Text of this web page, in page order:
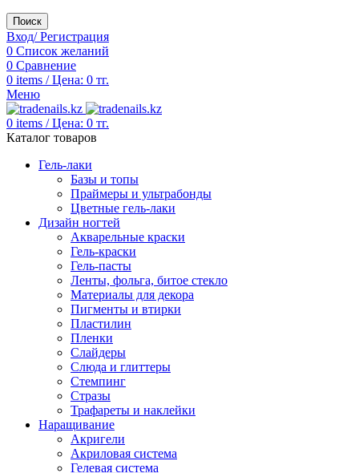
Поиск
Вход/ Регистрация
0 Список желаний
0 Сравнение
0 items / Цена: 0 тг.
Меню
0 items / Цена: 0 тг.
Каталог товаров
Гель-лаки
Базы и топы
Праймеры и ультрабонды
Цветные гель-лаки
Дизайн ногтей
Акварельные краски
Гель-краски
Гель-пасты
Ленты, фольга, битое стекло
Материалы для декора
Пигменты и втирки
Пластилин
Пленки
Слайдеры
Слюда и глиттеры
Стемпинг
Стразы
Трафареты и наклейки
Наращивание
Акригели
Акриловая система
Гелевая система